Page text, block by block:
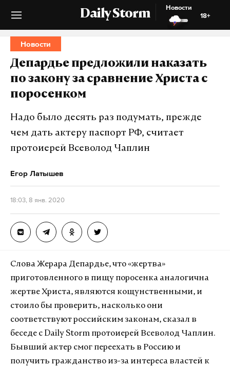
Daily Storm
Новости
18+
Новости
Депардье предложили наказать
по закону за сравнение Христа с
поросенком
Надо было десять раз подумать, прежде
чем дать актеру паспорт РФ, считает
протоиерей Всеволод Чаплин
Егор Латышев
18:03, 8 янв. 2020
Слова Жерара Депардье, что «жертва»
приготовленного в пищу поросенка аналогична
жертве Христа, являются кощунственными, и
стоило бы проверить, насколько они
соответствуют российским законам, сказал в
беседе с Daily Storm протоиерей Всеволод Чаплин.
Бывший актер смог переехать в Россию и
получить гражданство из-за интереса властей к